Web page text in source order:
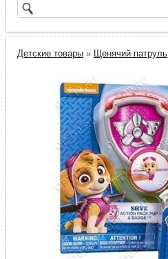
Детские товары » Щенячий патруль